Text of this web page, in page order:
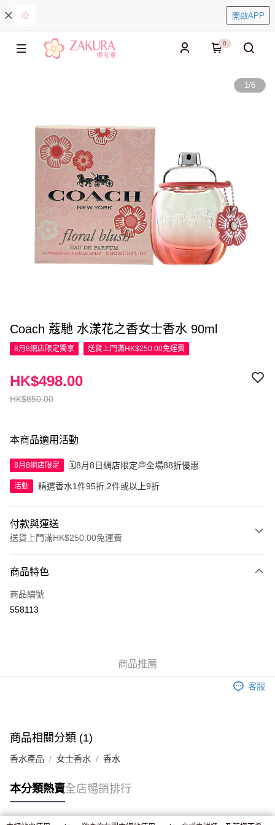
開啟APP
0
1/6
Coach 蔻馳 水漾花之香女士香水 90ml
8月8網店限定獨享 送貨上門滿HK$250.00免運費
HK$850.00
HK$498.00
本商品適用活動
8月8網店限定 🗓️8月8日網店限定💭全場88折優惠
活動 精選香水1件95折,2件或以上9折
付款與運送
送貨上門滿HK$250.00免運費
信用卡
Apple Pay
付款後門市自取，訂單確認後2-4個工作天到店，7天內取。逾期後
商品特色
商品編號
558113
商品推薦
客服
商品相關分類 (1)
香水產品 女士香水 香水
本分類熱賣全店暢銷排行